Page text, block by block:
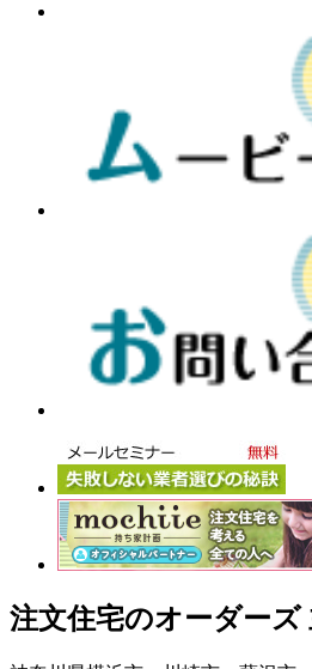
注文住宅のオーダーズ